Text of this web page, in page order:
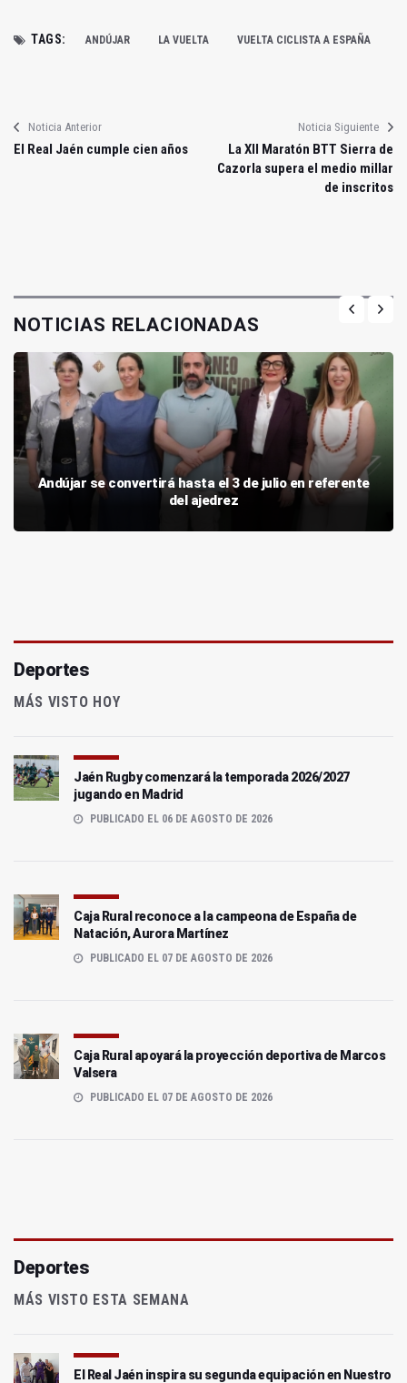
TAGS: ANDÚJAR LA VUELTA VUELTA CICLISTA A ESPAÑA
Noticia Anterior
El Real Jaén cumple cien años
Noticia Siguiente
La XII Maratón BTT Sierra de
Cazorla supera el medio millar
de inscritos
NOTICIAS RELACIONADAS
Andújar se convertirá hasta el 3 de julio en referente
del ajedrez
Deportes
MÁS VISTO HOY
Jaén Rugby comenzará la temporada 2026/2027
jugando en Madrid
PUBLICADO EL 06 DE AGOSTO DE 2026
Caja Rural reconoce a la campeona de España de
Natación, Aurora Martínez
PUBLICADO EL 07 DE AGOSTO DE 2026
Caja Rural apoyará la proyección deportiva de Marcos
Valsera
PUBLICADO EL 07 DE AGOSTO DE 2026
Deportes
MÁS VISTO ESTA SEMANA
El Real Jaén inspira su segunda equipación en Nuestro